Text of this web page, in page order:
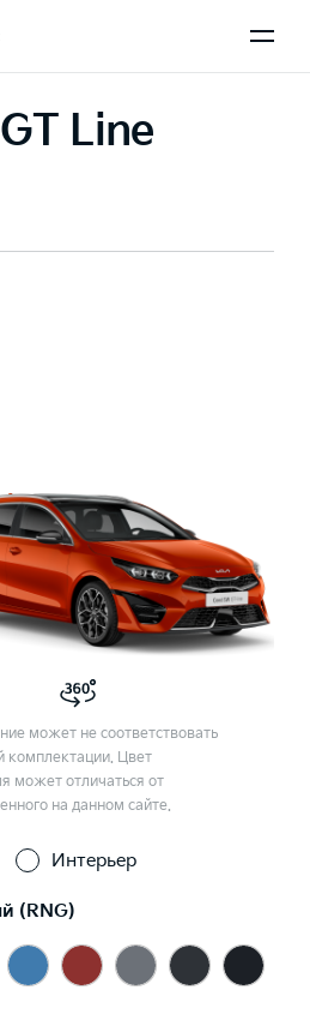
Line
может не соответствовать
комплектации. Цвет
может отличаться от
на данном сайте.
Интерьер
(RNG)